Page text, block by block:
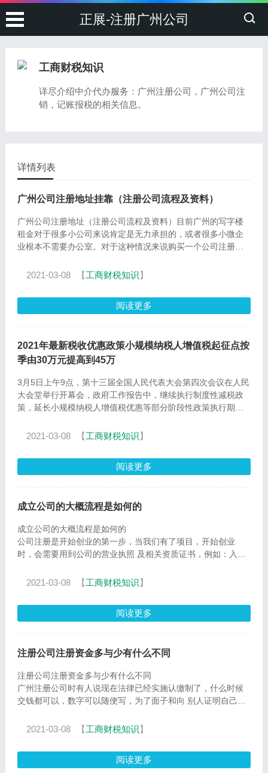
正展-注册广州公司
工商财税知识
详尽介绍中介代办服务：广州注册公司，广州公司注
销，记账报税的相关信息。
详情列表
广州公司注册地址挂靠（注册公司流程及资料）
广州公司注册地址（注册公司流程及资料）目前广州的写字楼
租金对于很多小公司来说肯定是无力承担的，或者很多小微企
业根本不需要办公室。对于这种情况来说购买一个公司注册地
2021-03-08 【工商财税知识】
阅读更多
2021年最新税收优惠政策小规模纳税人增值税起征点按
季由30万元提高到45万
3月5日上午9点，第十三届全国人民代表大会第四次会议在人民
大会堂举行开幕会，政府工作报告中，继续执行制度性减税政
策，延长小规模纳税人增值税优惠等部分阶段性政策执行期
2021-03-08 【工商财税知识】
阅读更多
成立公司的大概流程是如何的
成立公司的大概流程是如何的
公司注册是开始创业的第一步，当我们有了项目，开始创业
时，会需要用到公司的营业执照 及相关资质证书，例如：入驻
2021-03-08 【工商财税知识】
阅读更多
注册公司注册资金多与少有什么不同
注册公司注册资金多与少有什么不同
广州注册公司时有人说现在法律已经实施认缴制了，什么时候
交钱都可以，数字可以随便写，为了面子和向 别人证明自己
2021-03-08 【工商财税知识】
阅读更多